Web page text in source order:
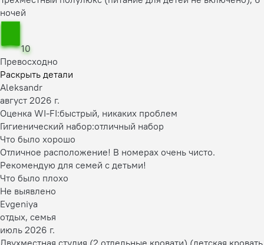
ночей
10
Превосходно
Раскрыть детали
Aleksandr
август 2026 г.
Оценка WI-FI:быстрый, никаких проблем
Гигиенический набор:отличный набор
Что было хорошо
Отличное расположение! В номерах очень чисто.
Рекомендую для семей с детьми!
Что было плохо
Не выявлено
Evgeniya
отдых, семья
июль 2026 г.
Двухместная студия (2 отдельные кровати) (детская кровать